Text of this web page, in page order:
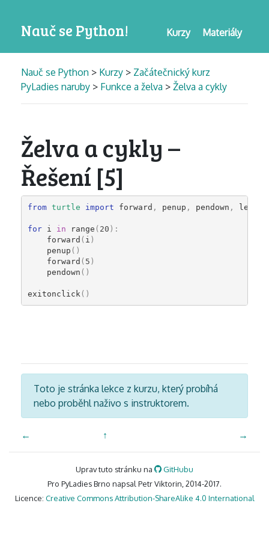
Nauč se Python! Materiály
Kurzy
Nauč se Python > Kurzy > Začátečnický kurz
PyLadies naruby > Funkce a želva > Želva a cykly
Želva a cykly –
Řešení [5]
from turtle import forward , penup , pendown , left
for i in range ( 20 ):
forward ( i )
penup ()
forward ( 5 )
pendown ()
exitonclick ()
Toto je stránka lekce z kurzu, který probíhá
nebo proběhl naživo s instruktorem.
← ↑ →
Uprav tuto stránku na
GitHubu
Pro PyLadies Brno napsal Petr Viktorin, 2014-2017.
Licence: Creative Commons Attribution-ShareAlike 4.0 International